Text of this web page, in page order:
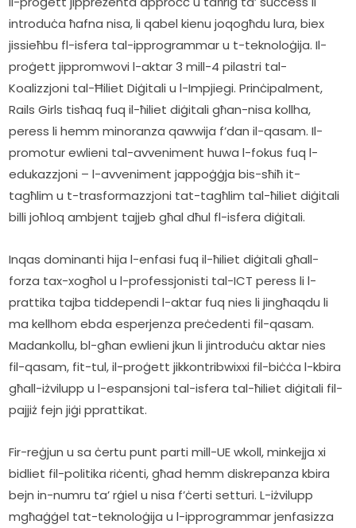
introduċa ħafna nisa, li qabel kienu joqogħdu lura, biex
jissieħbu fl-isfera tal-ipprogrammar u t-teknoloġija. Il-
proġett jippromwovi l-aktar 3 mill-4 pilastri tal-
Koalizzjoni tal-Ħiliet Diġitali u l-Impjiegi. Prinċipalment,
Rails Girls tisħaq fuq il-ħiliet diġitali għan-nisa kollha,
peress li hemm minoranza qawwija f’dan il-qasam. Il-
promotur ewlieni tal-avveniment huwa l-fokus fuq l-
edukazzjoni – l-avveniment jappoġġja bis-sħiħ it-
tagħlim u t-trasformazzjoni tat-tagħlim tal-ħiliet diġitali
billi joħloq ambjent tajjeb għal dħul fl-isfera diġitali.
Inqas dominanti hija l-enfasi fuq il-ħiliet diġitali għall-
forza tax-xogħol u l-professjonisti tal-ICT peress li l-
prattika tajba tiddependi l-aktar fuq nies li jingħaqdu li
ma kellhom ebda esperjenza preċedenti fil-qasam.
Madankollu, bl-għan ewlieni jkun li jintroduċu aktar nies
fil-qasam, fit-tul, il-proġett jikkontribwixxi fil-biċċa l-kbira
għall-iżvilupp u l-espansjoni tal-isfera tal-ħiliet diġitali fil-
pajjiż fejn jiġi pprattikat.
Fir-reġjun u sa ċertu punt parti mill-UE wkoll, minkejja xi
bidliet fil-politika riċenti, għad hemm diskrepanza kbira
bejn in-numru ta’ rġiel u nisa f’ċerti setturi. L-iżvilupp
mgħaġġel tat-teknoloġija u l-ipprogrammar jenfasizza